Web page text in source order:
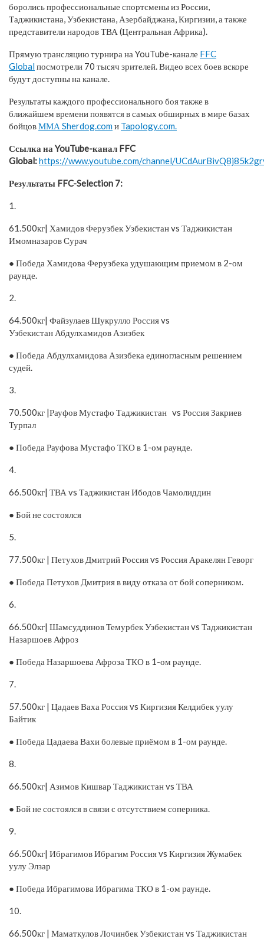
боролись профессиональные спортсмены из России,
Таджикистана, Узбекистана, Азербайджана, Киргизии, а также
представители народов ТВА (Центральная Африка).
Прямую трансляцию турнира на YouTube-канале FFC
Globalпосмотрели 70 тысяч зрителей. Видео всех боев вскоре
будут доступны на канале.
Результаты каждого профессионального боя также в
ближайшем времени появятся в самых обширных в мире базах
бойцовММА Sherdog.comи Tapology.com.
Ссылка на YouTube-канал FFC
Global:https://www.youtube.com/channel/
Результаты FFC-Selection 7:
1.
61.500кг| Хамидов Ферузбек Узбекистан vs Таджикистан
Имомназаров Сурач
● Победа Хамидова Ферузбека удушающим приемом в 2-ом
раунде.
2.
64.500кг| Файзулаев Шукрулло Россия vs
Узбекистан Абдулхамидов Азизбек
● Победа Абдулхамидова Азизбека единогласным решением
судей.
3.
70.500кг |Рауфов Мустафо Таджикистан vs Россия Закриев
Турпал
● Победа Рауфова Мустафо ТКО в 1-ом раунде.
4.
66.500кг| ТВА vs Таджикистан Ибодов Чамолиддин
● Бой не состоялся
5.
77.500кг | Петухов Дмитрий Россия vs Россия Аракелян Геворг
● Победа Петухов Дмитрия в виду отказа от бой соперником.
6.
66.500кг| Шамсуддинов Темурбек Узбекистан vs Таджикистан
Назаршоев Афроз
● Победа Назаршоева Афроза ТКО в 1-ом раунде.
7.
57.500кг | Цадаев Ваха Россия vs Киргизия Келдибек уулу
Байтик
● Победа Цадаева Вахи болевые приёмом в 1-ом раунде.
8.
66.500кг| Азимов Кишвар Таджикистан vs ТВА
● Бой не состоялся в связи с отсутствием соперника.
9.
66.500кг| Ибрагимов Ибрагим Россия vs Киргизия Жумабек
уулу Элзар
● Победа Ибрагимова Ибрагима ТКО в 1-ом раунде.
10.
66.500кг | Маматкулов Лочинбек Узбекистан vs Таджикистан